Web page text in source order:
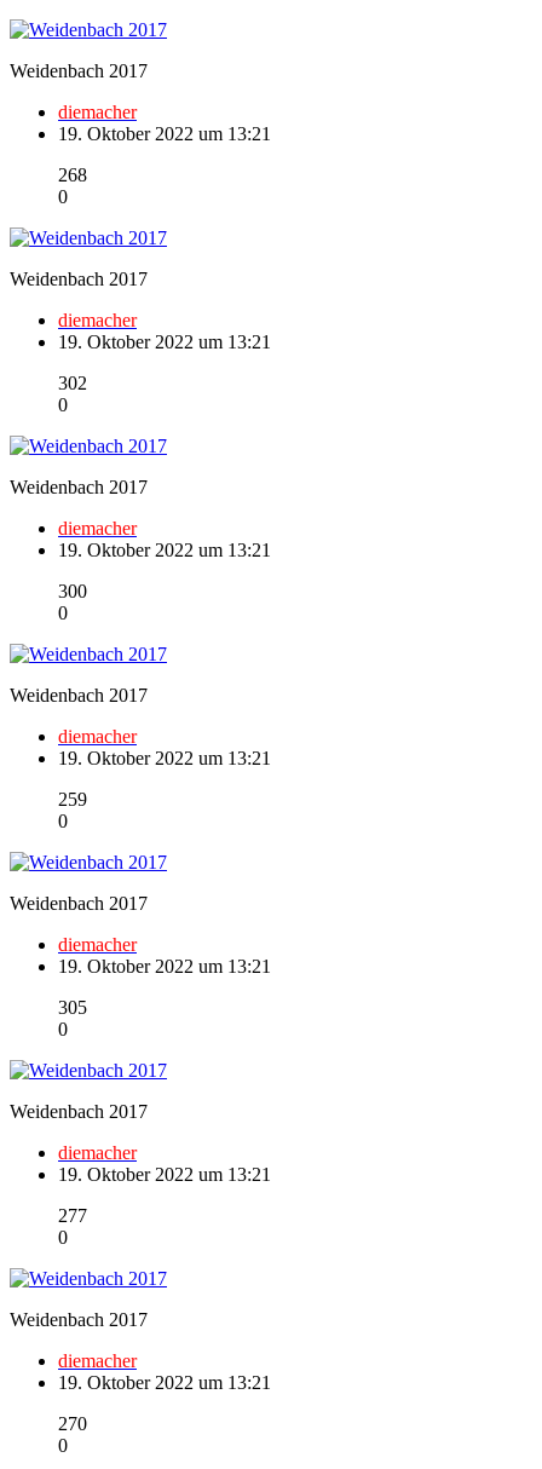
Weidenbach 2017
diemacher
19. Oktober 2022 um 13:21
268
0
Weidenbach 2017
diemacher
19. Oktober 2022 um 13:21
302
0
Weidenbach 2017
diemacher
19. Oktober 2022 um 13:21
300
0
Weidenbach 2017
diemacher
19. Oktober 2022 um 13:21
259
0
Weidenbach 2017
diemacher
19. Oktober 2022 um 13:21
305
0
Weidenbach 2017
diemacher
19. Oktober 2022 um 13:21
277
0
Weidenbach 2017
diemacher
19. Oktober 2022 um 13:21
270
0